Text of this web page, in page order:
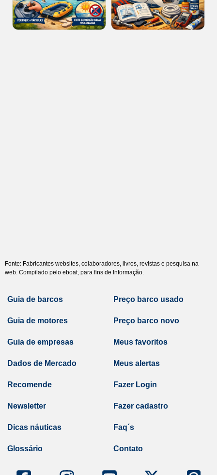
Fonte: Fabricantes websites, colaboradores, livros, revistas e pesquisa na
web. Compilado pelo eboat, para fins de Informação.
Guia de barcos
Guia de motores
Guia de empresas
Dados de Mercado
Preço barco usado
Preço barco novo
Meus favoritos
Meus alertas
Recomende
Newsletter
Dicas náuticas
Glossário
Fazer Login
Fazer cadastro
Faq´s
Contato